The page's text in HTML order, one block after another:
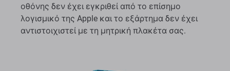
οθόνης δεν έχει εγκριθεί από το επίσημο
λογισμικό της Apple και το εξάρτημα δεν έχει
αντιστοιχιστεί με τη μητρική πλακέτα σας.